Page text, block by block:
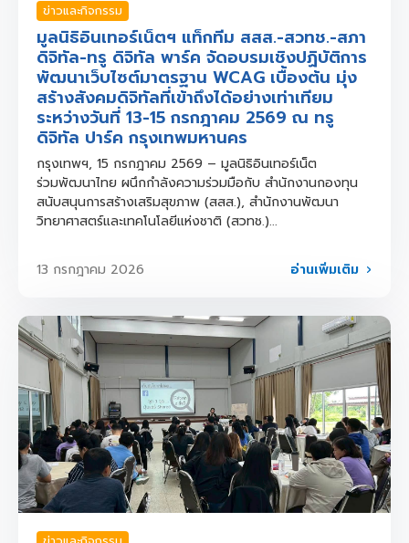
ข่าวและกิจกรรม
มูลนิธิอินเทอร์เน็ตฯ แท็กทีม สสส.-สวทช.-สภา
ดิจิทัล-ทรู ดิจิทัล พาร์ค จัดอบรมเชิงปฏิบัติการ
พัฒนาเว็บไซต์มาตรฐาน WCAG เบื้องต้น มุ่ง
สร้างสังคมดิจิทัลที่เข้าถึงได้อย่างเท่าเทียม
ระหว่างวันที่ 13-15 กรกฎาคม 2569 ณ ทรู
ดิจิทัล ปาร์ค กรุงเทพมหานคร
กรุงเทพฯ, 15 กรกฎาคม 2569 – มูลนิธิอินเทอร์เน็ต
ร่วมพัฒนาไทย ผนึกกำลังความร่วมมือกับ สำนักงานกองทุน
สนับสนุนการสร้างเสริมสุขภาพ (สสส.), สำนักงานพัฒนา
วิทยาศาสตร์และเทคโนโลยีแห่งชาติ (สวทช.)...
13 กรกฎาคม 2026 อ่านเพิ่มเติม